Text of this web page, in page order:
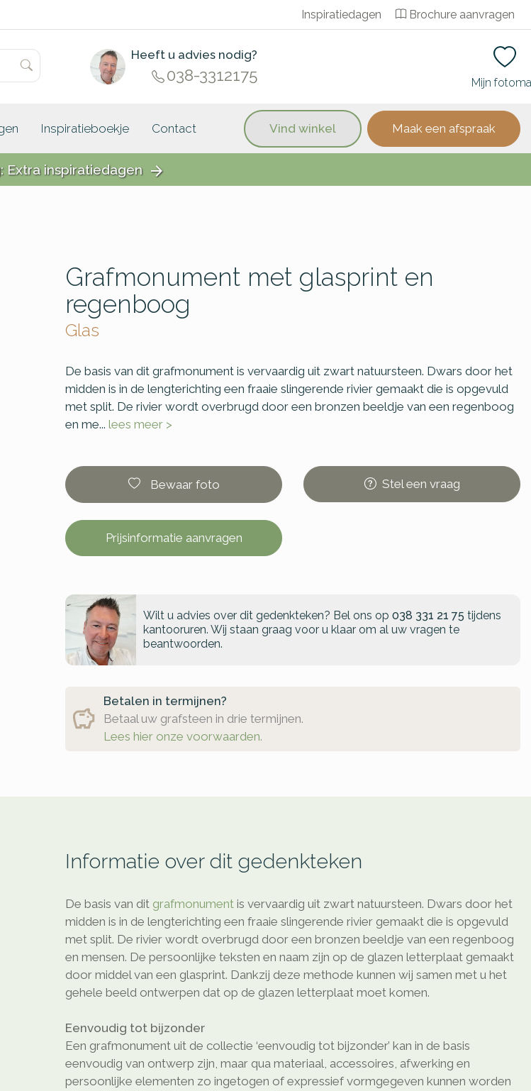
Inspiratiedagen Brochure aanvragen
Heeft u advies nodig?
038-3312175 Mijn
Inspiratieboekje Contact Vind winkel Maak een afspraak
Extra inspiratiedagen arrow_forward
Grafmonument met glasprint en
regenboog
Glas
De basis van dit grafmonument is vervaardig uit zwart natuursteen. Dwars door het
midden is in de lengterichting een fraaie slingerende rivier gemaakt die is opgevuld
met split. De rivier wordt overbrugd door een bronzen beeldje van een regenboog
en me... lees meer >
Bewaar foto Steleen vraag
Prijsinformatie aanvragen
Wilt u advies over dit gedenkteken? Bel ons op 038 331 21 75 tijdens
kantooruren. Wij staan graag voor u klaar om al uw vragen te
beantwoorden.
Betalen in termijnen?
Betaal uw grafsteen in drie termijnen.
Lees hier onze voorwaarden.
Informatie over dit gedenkteken
De basis van dit grafmonument is vervaardig uit zwart natuursteen. Dwars door het
midden is in de lengterichting een fraaie slingerende rivier gemaakt die is opgevuld
met split. De rivier wordt overbrugd door een bronzen beeldje van een regenboog
en mensen. De persoonlijke teksten en naam zijn op de glazen letterplaat gemaakt
door middel van een glasprint. Dankzij deze methode kunnen wij samen met u het
gehele beeld ontwerpen dat op de glazen letterplaat moet komen.
Eenvoudig tot bijzonder
Een grafmonument uit de collectie ‘eenvoudig tot bijzonder’ kan in de basis
eenvoudig van ontwerp zijn, maar qua materiaal, accessoires, afwerking en
persoonlijke elementen zo ingetogen of expressief vormgegeven kunnen worden